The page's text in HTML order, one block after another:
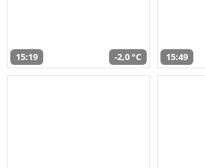
15:19 -2,0 °C 15:49